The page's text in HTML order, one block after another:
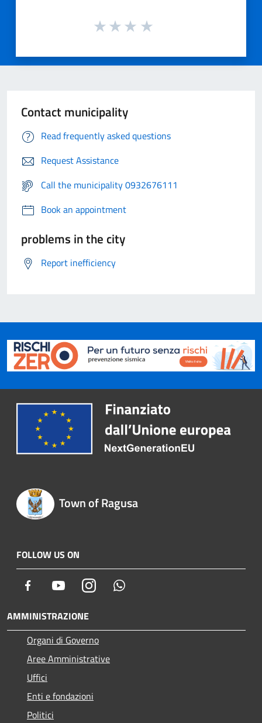
Contact municipality
Read frequently asked questions
Request Assistance
Call the municipality 0932676111
Book an appointment
problems in the city
Report inefficiency
Town of Ragusa
FOLLOW US ON
Facebook YoutubeInstagram
AMMINISTRAZIONE
Organi di Governo
Aree Amministrative
Uffici
Enti e fondazioni
Politici